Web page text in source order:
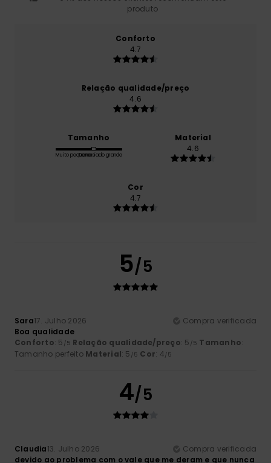
produto
Conforto
4.7
Relação qualidade/preço
4.6
Tamanho
Muito pequenoDemasiado grande
Material
4.6
Cor
4.7
5/5
Sara17. Julho 2026
Compra verificada
Boa qualidade
Conforto: 5 /5 Relação qualidade/preço: 5 /5 Tamanho:
Tamanho perfeito Material: 5 /5 Cor: 4/5
4/5
Claudia13. Julho 2026
Compra verificada
devido ao problema com o vale que me deram e que nunca